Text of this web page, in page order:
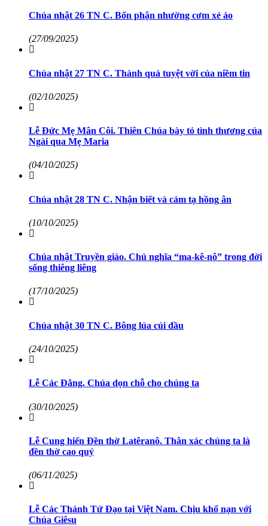
Chúa nhật 26 TN C. Bổn phận nhường cơm xẻ áo
(27/09/2025)
Chúa nhật 27 TN C. Thành quả tuyệt vời của niềm tin
(02/10/2025)
Lễ Đức Mẹ Mân Côi. Thiên Chúa bày tỏ tình thương của
Ngài qua Mẹ Maria
(04/10/2025)
Chúa nhật 28 TN C. Nhận biết và cảm tạ hồng ân
(10/10/2025)
Chúa nhật Truyền giáo. Chủ nghĩa “ma-kê-nô” trong đời
sống thiêng liêng
(17/10/2025)
Chúa nhật 30 TN C. Bông lúa cúi đầu
(24/10/2025)
Lễ Các Đẳng. Chúa dọn chỗ cho chúng ta
(30/10/2025)
Lễ Cung hiến Đền thờ Latêranô. Thân xác chúng ta là
đền thờ cao quý
(06/11/2025)
Lễ Các Thánh Tử Đạo tại Việt Nam. Chịu khổ nạn với
Chúa Giêsu